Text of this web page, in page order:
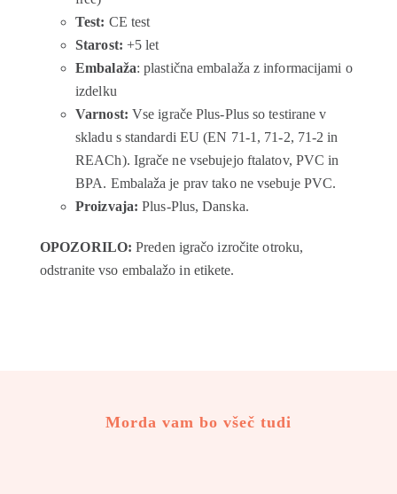
Test: CE test
Starost: +5 let
Embalaža: plastična embalaža z informacijami o
izdelku
Varnost: Vse igrače Plus-Plus so testirane v
skladu s standardi EU (EN 71-1, 71-2, 71-2 in
REACh). Igrače ne vsebujejo ftalatov, PVC in
BPA. Embalaža je prav tako ne vsebuje PVC.
Proizvaja: Plus-Plus, Danska.
OPOZORILO: Preden igračo izročite otroku,
odstranite vso embalažo in etikete.
Morda vam bo všeč tudi